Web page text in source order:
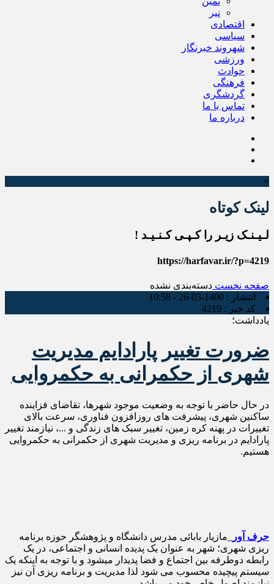
نیر
اقتصادی
سیاسی
شهروند خبرنگار
ورزشی
حوادث
فرهنگی
گردشگری
تماس با ما
درباره ما
×
لینک کوتاه
لـیـنـک زیـر را کـپـی کـنـیـد !
https://harfavar.ir/?p=4219
صفحه نخست دسته‌بندی نشده
انتشار : 1400-03-26 - 10:58
کد خبر : 4219
یادداشت؛
ضرورت تغییر پارادایم مدیریت
شهری از حکمرانی به حکمروایی
در حال حاضر با توجه به وضعیت موجود شهرها، تقاضای فزاینده
ساکنین شهری، پیشرفت های روزافزون فناوری، سرعت بالای
تغییرات در پهنه کره زمین، تغییر سبک های زندگی و ...، نیازمند تغییر
پارادایم در برنامه ریزی و مدیریت شهری از حکمرانی به حکمروایی
هستیم.
حرف آور
_مازیار بابائی مدرس دانشگاه و پژوهشگر حوزه برنامه
ریزی شهری؛ شهر به عنوان یک پدیده انسانی و اجتماعی، در یک
رابطه دوطرفه بین اجتماع و فضا پدیدار میشود و با توجه به اینکه یک
سیستم پیچیده محسوب می شود لذا مدیریت و برنامه ریزی آن نیز